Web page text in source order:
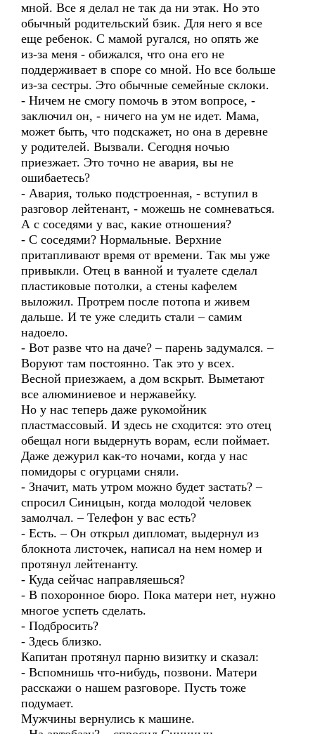
мной. Все я делал не так да ни этак. Но это
обычный родительский бзик. Для него я все
еще ребенок. С мамой ругался, но опять же
из-за меня - обижался, что она его не
поддерживает в споре со мной. Но все больше
из-за сестры. Это обычные семейные склоки.
- Ничем не смогу помочь в этом вопросе, -
заключил он, - ничего на ум не идет. Мама,
может быть, что подскажет, но она в деревне
у родителей. Вызвали. Сегодня ночью
приезжает. Это точно не авария, вы не
ошибаетесь?
- Авария, только подстроенная, - вступил в
разговор лейтенант, - можешь не сомневаться.
А с соседями у вас, какие отношения?
- С соседями? Нормальные. Верхние
притапливают время от времени. Так мы уже
привыкли. Отец в ванной и туалете сделал
пластиковые потолки, а стены кафелем
выложил. Протрем после потопа и живем
дальше. И те уже следить стали – самим
надоело.
- Вот разве что на даче? – парень задумался. –
Воруют там постоянно. Так это у всех.
Весной приезжаем, а дом вскрыт. Выметают
все алюминиевое и нержавейку.
Но у нас теперь даже рукомойник
пластмассовый. И здесь не сходится: это отец
обещал ноги выдернуть ворам, если поймает.
Даже дежурил как-то ночами, когда у нас
помидоры с огурцами сняли.
- Значит, мать утром можно будет застать? –
спросил Синицын, когда молодой человек
замолчал. – Телефон у вас есть?
- Есть. – Он открыл дипломат, выдернул из
блокнота листочек, написал на нем номер и
протянул лейтенанту.
- Куда сейчас направляешься?
- В похоронное бюро. Пока матери нет, нужно
многое успеть сделать.
- Подбросить?
- Здесь близко.
Капитан протянул парню визитку и сказал:
- Вспомнишь что-нибудь, позвони. Матери
расскажи о нашем разговоре. Пусть тоже
подумает.
Мужчины вернулись к машине.